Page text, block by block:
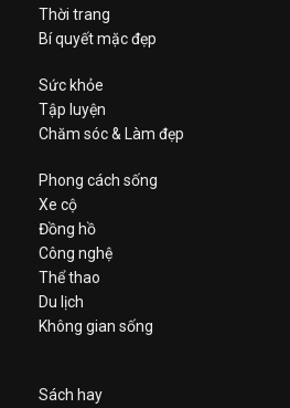
Thời trang
Bí quyết mặc đẹp
Sức khỏe
Tập luyện
Chăm sóc & Làm đẹp
Phong cách sống
Xe cộ
Đồng hồ
Công nghệ
Thể thao
Du lịch
Không gian sống
Sách hay